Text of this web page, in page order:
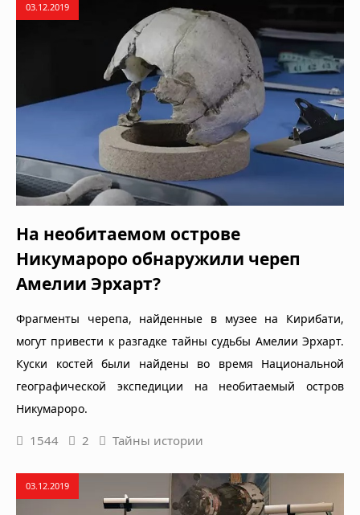
03.12.2019
На необитаемом острове
Никумароро обнаружили череп
Амелии Эрхарт?
Фрагменты черепа, найденные в музее на Кирибати,
могут привести к разгадке тайны судьбы Амелии Эрхарт.
Куски костей были найдены во время Национальной
географической экспедиции на необитаемый остров
Никумароро.
1544 2 Тайны истории
03.12.2019